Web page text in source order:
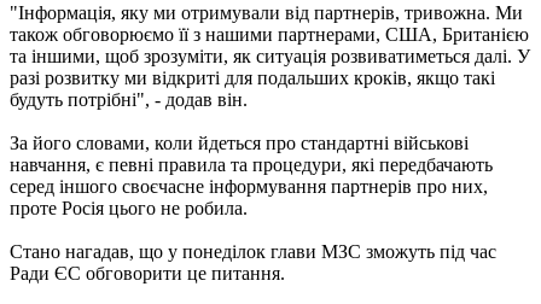
"Інформація, яку ми отримували від партнерів, тривожна. Ми
також обговорюємо її з нашими партнерами, США, Британією
та іншими, щоб зрозуміти, як ситуація розвиватиметься далі. У
разі розвитку ми відкриті для подальших кроків, якщо такі
будуть потрібні", - додав він.
За його словами, коли йдеться про стандартні військові
навчання, є певні правила та процедури, які передбачають
серед іншого своєчасне інформування партнерів про них,
проте Росія цього не робила.
Стано нагадав, що у понеділок глави МЗС зможуть під час
Ради ЄС обговорити це питання.